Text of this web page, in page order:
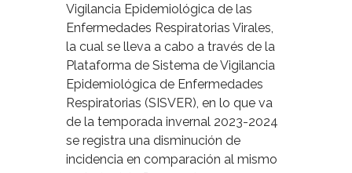
Vigilancia Epidemiológica de las
Enfermedades Respiratorias Virales,
la cual se lleva a cabo a través de la
Plataforma de Sistema de Vigilancia
Epidemiológica de Enfermedades
Respiratorias (SISVER), en lo que va
de la temporada invernal 2023-2024
se registra una disminución de
incidencia en comparación al mismo